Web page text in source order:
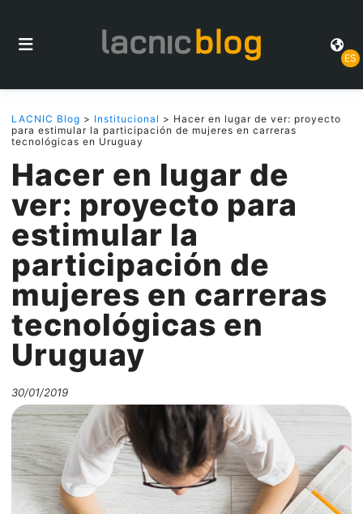
ES
LACNIC Blog > Institucional > Hacer en lugar de ver: proyecto
para estimular la participación de mujeres en carreras
tecnológicas en Uruguay
Hacer en lugar de
ver: proyecto para
estimular la
participación de
mujeres en carreras
tecnológicas en
Uruguay
30/01/2019